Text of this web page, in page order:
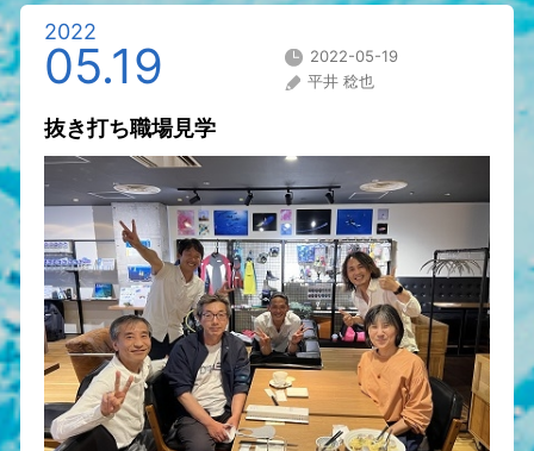
2022
05.19
2022-05-19
平井 稔也
抜き打ち職場見学